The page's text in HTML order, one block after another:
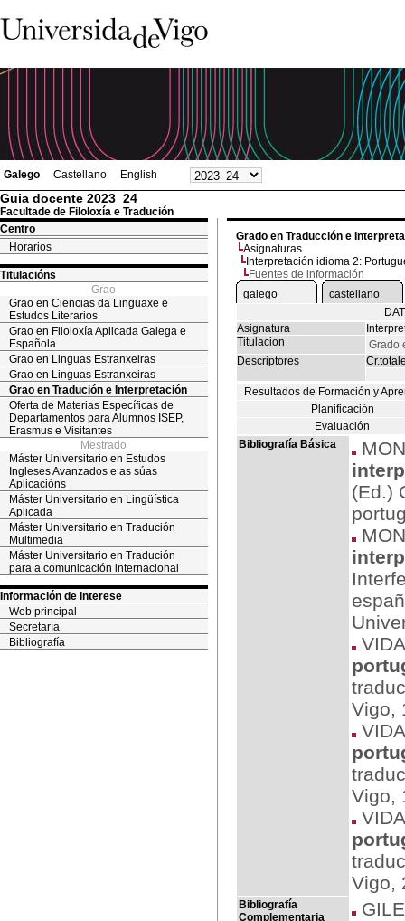
Galego Castellano English
Guia docente 2023_24
Facultade de Filoloxía e Tradución
Centro
Horarios
Titulacións
Grao
Grao en Ciencias da Linguaxe e
Estudos Literarios
Grao en Filoloxía Aplicada Galega e
Española
Grao en Linguas Estranxeiras
Grao en Linguas Estranxeiras
Grao en Tradución e Interpretación
Oferta de Materias Específicas de
Departamentos para Alumnos ISEP,
Erasmus e Visitantes
Mestrado
Máster Universitario en Estudos
Ingleses Avanzados e as súas
Aplicacións
Máster Universitario en Lingüística
Aplicada
Máster Universitario en Tradución
Multimedia
Máster Universitario en Tradución
para a comunicación internacional
Información de interese
Web principal
Secretaría
Bibliografía
Grado en Traducción e
Asignaturas
Interpretación idioma 2:
Fuentes de información
galego
castellano
Asignatura
Titulacion
Grado
Descriptores
Resultados de Formación y
Planificación
Evaluación
Bibliografía Básica
(Ed.)
Vigo,
Vigo,
Vigo,
Bibliografía
Complementaria